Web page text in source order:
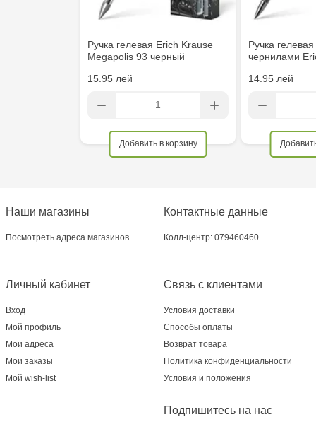
Ручка гелевая Erich Krause
Megapolis 93 черный
15.95 лей
Добавить в корзину
Ручка
чернилами
14.95 лей
Наши магазины
Посмотреть адреса магазинов
Связь с клиентами
Условия доставки
Способы оплаты
Возврат товара
Политика конфиденциальности
Условия и положения
Личный кабинет
Вход
Мой профиль
Мои адреса
Мои заказы
Мой wish-list
Контактные данные
Колл-центр: 079460460
Подпишитесь на нас